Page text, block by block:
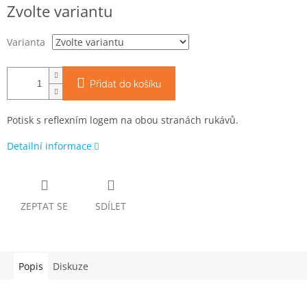
cena:
Zvolte variantu
Varianta
Přidat do košíku
Potisk s reflexním logem na obou stranách rukávů.
Detailní informace
ZEPTAT SE SDÍLET
Popis Diskuze